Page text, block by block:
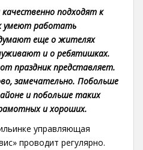
подходят к
умеют работать
еще о жителях
и о ребятишках.
праздник представляет.
замечательно. Побольше
и побольше таких
и хороших.
управляющая
проводит регулярно.